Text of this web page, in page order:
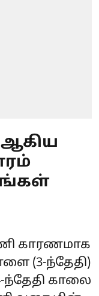
காரணமாக
(3-ந்தேதி)
ந்தேதி காலை